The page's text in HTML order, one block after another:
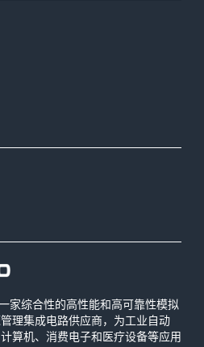
家综合性的高性能和高可靠性模拟
理集成电路供应商，为工业自动
算机、消费电子和医疗设备等应用